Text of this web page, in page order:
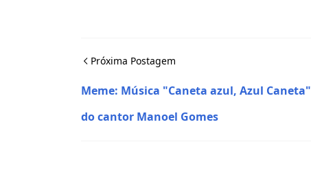
Próxima Postagem
Meme: Música "Caneta azul, Azul Caneta"
do cantor Manoel Gomes